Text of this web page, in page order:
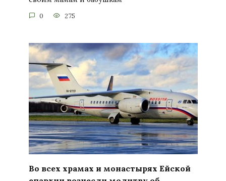
0 275
Во всех храмах и монастырях Ейской